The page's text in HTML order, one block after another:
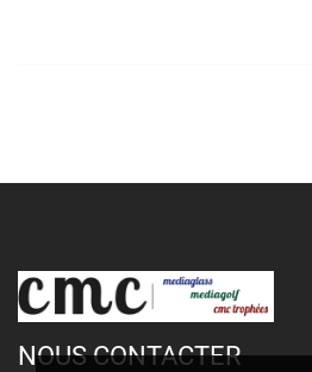
NOUS CONTACTER